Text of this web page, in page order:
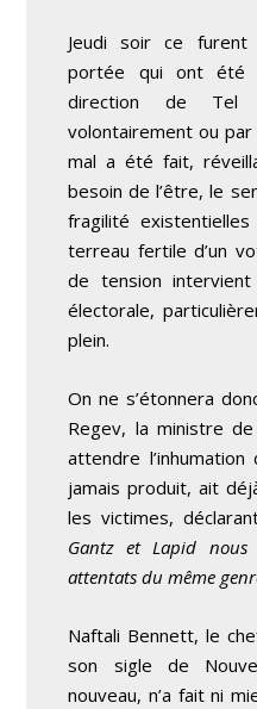
Jeudi soir ce furent
portée qui ont été
direction de Tel
volontairement ou
mal a été fait,
besoin de l’être, le
fragilité existentielles
terreau fertile d’un
de tension
électorale,
plein.
On ne s’étonnera
Regev, la ministre
attendre
jamais produit, ait
les victimes,
Gantz et Lapid nous
attentats du même
Naftali Bennett, le
son sigle de
nouveau, n’a fait ni